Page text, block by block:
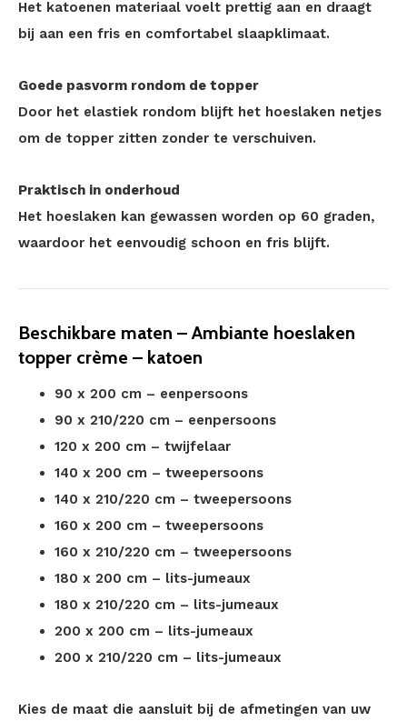
Het katoenen materiaal voelt prettig aan en draagt
bij aan een fris en comfortabel slaapklimaat.
Goede pasvorm rondom de topper
Door het elastiek rondom blijft het hoeslaken netjes
om de topper zitten zonder te verschuiven.
Praktisch in onderhoud
Het hoeslaken kan gewassen worden op 60 graden,
waardoor het eenvoudig schoon en fris blijft.
Beschikbare maten – Ambiante hoeslaken
topper crème – katoen
90 x 200 cm – eenpersoons
90 x 210/220 cm – eenpersoons
120 x 200 cm – twijfelaar
140 x 200 cm – tweepersoons
140 x 210/220 cm – tweepersoons
160 x 200 cm – tweepersoons
160 x 210/220 cm – tweepersoons
180 x 200 cm – lits-jumeaux
180 x 210/220 cm – lits-jumeaux
200 x 200 cm – lits-jumeaux
200 x 210/220 cm – lits-jumeaux
Kies de maat die aansluit bij de afmetingen van uw